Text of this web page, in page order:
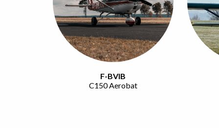
F-BVIB
C150 Aerobat